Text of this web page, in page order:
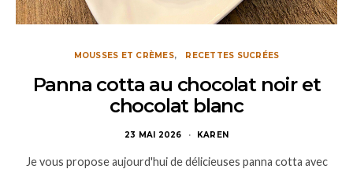
MOUSSES ET CRÈMES RECETTES SUCRÉES
Panna cotta au chocolat noir et
chocolat blanc
23 MAI 2026 KAREN
Je vous propose aujourd'hui de délicieuses panna cotta avec